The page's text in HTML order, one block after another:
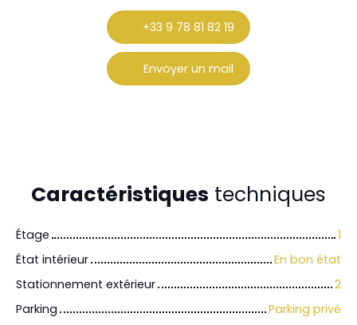
+33 9 78 81 82 19
Envoyer un mail
Caractéristiques techniques
Étage
1
État intérieur
En bon état
Stationnement extérieur
2
Parking
Parking privé